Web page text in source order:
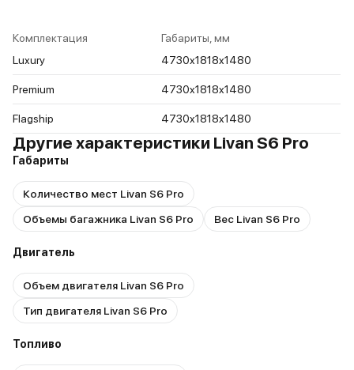
Комплектация
Габариты, мм
Luxury
4730x1818x1480
Premium 4730x1818x1480
Flagship 4730x1818x1480
Другие характеристики Livan S6 Pro
Габариты
Количество мест Livan S6 Pro
Объемы багажника Livan S6 Pro
Вес Livan S6 Pro
Двигатель
Объем двигателя Livan S6 Pro
Тип двигателя Livan S6 Pro
Топливо